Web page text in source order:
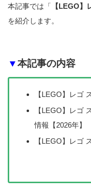
本記事では「 【LEGO】
を紹介します。
▼本記事の内容
【LEGO】レゴ
【LEGO】レゴ
情報【2026年】
【LEGO】レゴ